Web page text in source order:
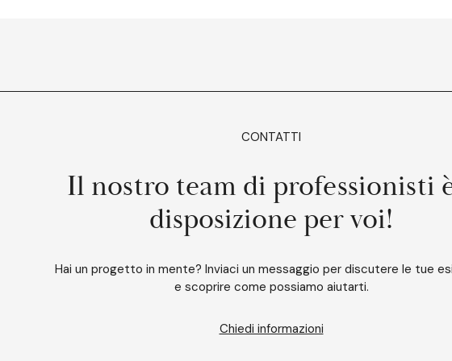
CONTATTI
Il nostro team di professionisti
disposizione per voi!
Hai un progetto in mente? Inviaci un messaggio per discutere le tue
e scoprire come possiamo aiutarti.
Chiedi informazioni